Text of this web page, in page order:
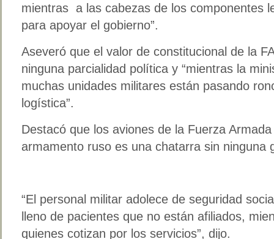
mientras a las cabezas de los componentes
para apoyar el gobierno”.
Aseveró que el valor de constitucional de la
ninguna parcialidad política y “mientras la
muchas unidades militares están pasando
logística”.
Destacó que los aviones de la Fuerza
armamento ruso es una chatarra sin ninguna
“El personal militar adolece de seguridad
lleno de pacientes que no están afiliados,
quienes cotizan por los servicios”, dijo.